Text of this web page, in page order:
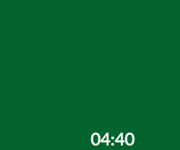
04:40